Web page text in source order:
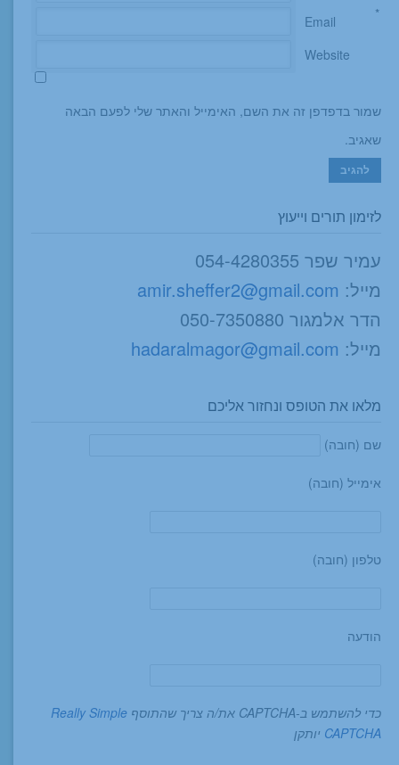
Email *
Website
שמור בדפדפן זה את השם, האימייל והאתר שלי לפעם הבאה
שאגיב.
לזימון תורים וייעוץ
עמיר שפר 054-4280355
מייל: amir.sheffer2@gmail.com
הדר אלמגור 050-7350880
מייל: hadaralmagor@gmail.com
מלאו את הטופס ונחזור אליכם
שם (חובה)
אימייל (חובה)
טלפון (חובה)
הודעה
כדי להשתמש ב-CAPTCHA את/ה צריך שהתוסף
Really Simple
CAPTCHA יותקן